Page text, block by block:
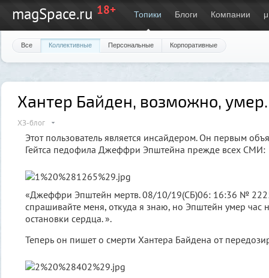
magSpace.ru 18+ Топики Блоги Компании μ
Все Коллективные Персональные Корпоративные
Хантер Байден, возможно, умер.
ХЗ-блог
Этот пользователь является инсайдером. Он первым
Гейтса педофила Джеффри Эпштейна прежде всех СМИ:
«Джеффри Эпштейн мертв. 08/10/19(СБ)06: 16:36 №
спрашивайте меня, откуда я знаю, но Эпштейн умер час
остановки сердца. ».
Теперь он пишет о смерти Хантера Байдена от